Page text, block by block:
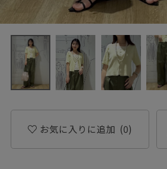
お気に入りに追加 (0)